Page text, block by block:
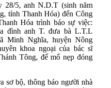
28/5, anh N.D.T (sinh năm
tỉnh Thanh Hóa) đến Công
Hóa trình báo sự việc:
đình anh T. đưa bà L.T.L
Minh Nghĩa, huyện Nông
khoa ngoại của bác sĩ
Tông, để mổ nẹp đóng
sơ bộ, thông báo người nhà